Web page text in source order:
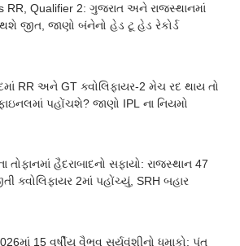
RR, Qualifier 2: ગુજરાત અને રાજસ્થાનમાં
થશે જીત, જાણો બંનેનો હેડ ટૂ હેડ રેકોર્ડ
RR અને GT ક્વોલિફાયર-2 મેચ રદ થાય તો
પહોંચશે? જાણો IPL ના નિયમો
તોફાનમાં હૈદરાબાદનો સફાયો: રાજસ્થાન 47
ક્વોલિફાયર 2માં પહોંચ્યું, SRH બહાર
15 વર્ષીય વૈભવ સૂર્યવંશીનો ધમાકો: પંત